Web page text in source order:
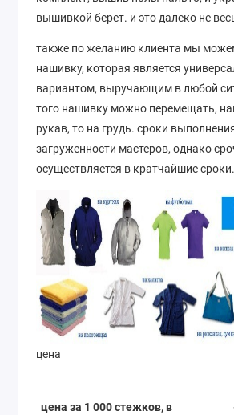
вышивкой берет. и это далеко не
также по желанию клиента мы
нашивку, которая является
вариантом, выручающим в любой
того нашивку можно перемещать,
рукав, то на грудь. сроки
загруженности мастеров, однако
осуществляется в кратчайшие сроки.
цена
цена за 1 000 стежков, в